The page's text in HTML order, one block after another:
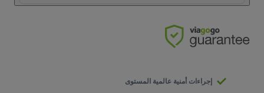
إجراءات أمنية عالمية المستوى